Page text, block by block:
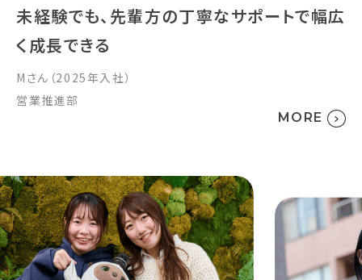
未経験でも、先輩方の丁寧なサポートで幅広
く成長できる
Mさん（2025年入社）
営業推進部
MORE